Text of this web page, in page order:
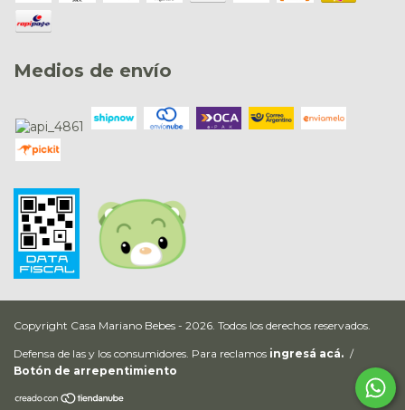
Medios de envío
Copyright Casa Mariano Bebes - 2026. Todos los derechos reservados.
Defensa de las y los consumidores. Para reclamos ingresá acá. /
Botón de arrepentimiento